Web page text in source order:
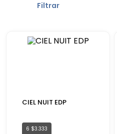
Filtrar
CIEL NUIT EDP
6 $3.333